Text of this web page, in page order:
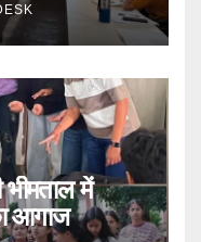
भीमताल में
आगाज